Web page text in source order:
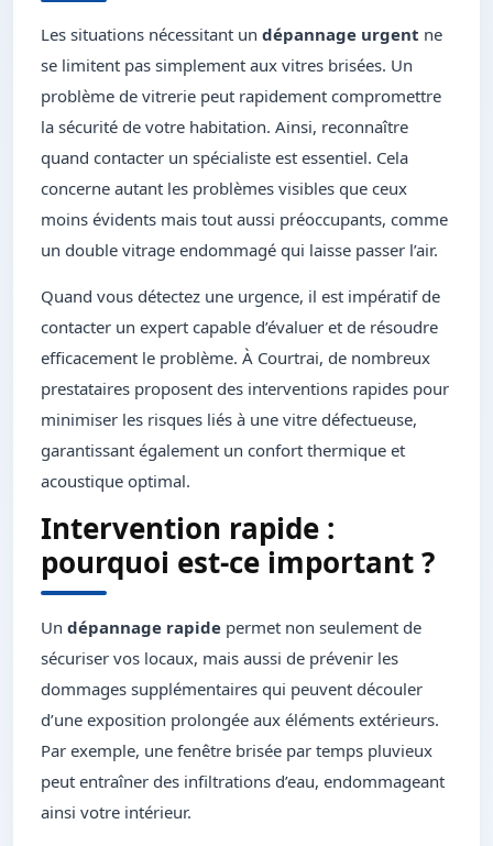
Les situations nécessitant un dépannage urgent ne
se limitent pas simplement aux vitres brisées. Un
problème de vitrerie peut rapidement compromettre
la sécurité de votre habitation. Ainsi, reconnaître
quand contacter un spécialiste est essentiel. Cela
concerne autant les problèmes visibles que ceux
moins évidents mais tout aussi préoccupants, comme
un double vitrage endommagé qui laisse passer l’air.
Quand vous détectez une urgence, il est impératif de
contacter un expert capable d’évaluer et de résoudre
efficacement le problème. À Courtrai, de nombreux
prestataires proposent des interventions rapides pour
minimiser les risques liés à une vitre défectueuse,
garantissant également un confort thermique et
acoustique optimal.
Intervention rapide :
pourquoi est-ce important ?
Un dépannage rapide permet non seulement de
sécuriser vos locaux, mais aussi de prévenir les
dommages supplémentaires qui peuvent découler
d’une exposition prolongée aux éléments extérieurs.
Par exemple, une fenêtre brisée par temps pluvieux
peut entraîner des infiltrations d’eau, endommageant
ainsi votre intérieur.